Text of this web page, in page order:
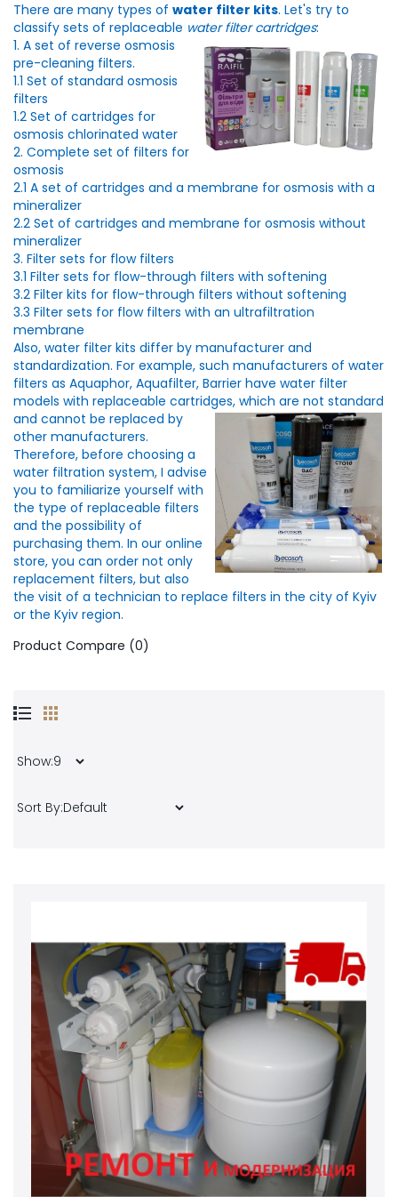
There are many types of water filter kits. Let's try to
classify sets of replaceable water filter cartridges:
1. A set of reverse osmosis
pre-cleaning filters.
1.1 Set of standard osmosis
filters
1.2 Set of cartridges for
osmosis chlorinated water
2. Complete set of filters for
osmosis
2.1 A set of cartridges and a membrane for osmosis with a
mineralizer
2.2 Set of cartridges and membrane for osmosis without
mineralizer
3. Filter sets for flow filters
3.1 Filter sets for flow-through filters with softening
3.2 Filter kits for flow-through filters without softening
3.3 Filter sets for flow filters with an ultrafiltration
membrane
Also, water filter kits differ by manufacturer and
standardization. For example, such manufacturers of water
filters as Aquaphor, Aquafilter, Barrier have water filter
models with replaceable cartridges, which are not standard
and cannot be replaced by
other manufacturers.
Therefore, before choosing a
water filtration system, I advise
you to familiarize yourself with
the type of replaceable filters
and the possibility of
purchasing them. In our online
store, you can order not only
replacement filters, but also
the visit of a technician to replace filters in the city of Kyiv
or the Kyiv region.
Product Compare (0)